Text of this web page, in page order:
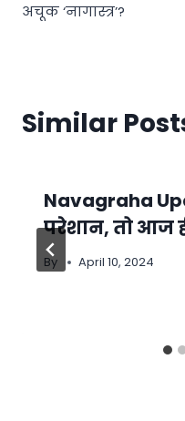
अचूक ‘नागास्त्र’?
Similar
Navagraha
परेशान, तो आज
By April 10, 2024